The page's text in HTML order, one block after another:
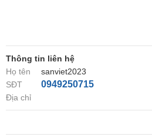
Thông tin liên hệ
Họ tên
sanviet2023
SĐT
0949250715
Địa chỉ